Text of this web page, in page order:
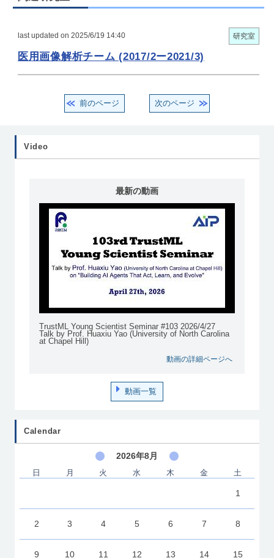
last updated on 2025/6/19 14:40 研究室
医用画像解析チーム (2017/2ー2021/3)
前のページ 次のページ
Video
最新の動画
TrustML Young Scientist Seminar #103 2026/4/27
Talk by Prof. Huaxiu Yao (University of North Carolina
at Chapel Hill)
動画の詳細ページへ
動画一覧
Calendar
2026年8月
日 月 火 水 木 金 土
1
2 3 4 5 6 7 8
9 10 11 12 13 14 15